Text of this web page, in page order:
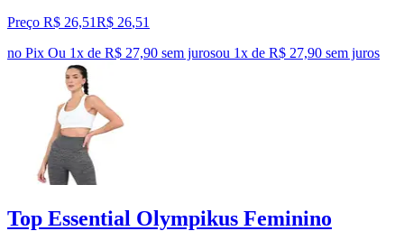
Preço R$ 26,51R$ 26,51
no Pix Ou 1x de R$ 27,90 sem jurosou 1x de R$ 27,90 sem juros
Top Essential Olympikus Feminino